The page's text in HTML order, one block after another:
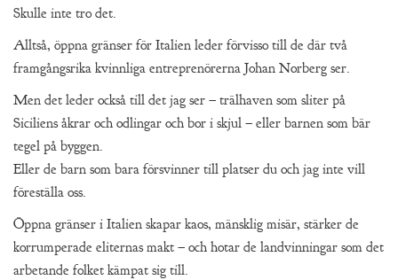
Skulle inte tro det.
Alltså, öppna gränser för Italien leder förvisso till de där två
framgångsrika kvinnliga entreprenörerna Johan Norberg ser.
Men det leder också till det jag ser – trälhaven som sliter på
Siciliens åkrar och odlingar och bor i skjul – eller barnen som bär
tegel på byggen.
Eller de barn som bara försvinner till platser du och jag inte vill
föreställa oss.
Öppna gränser i Italien skapar kaos, mänsklig misär, stärker de
korrumperade eliternas makt – och hotar de landvinningar som det
arbetande folket kämpat sig till.